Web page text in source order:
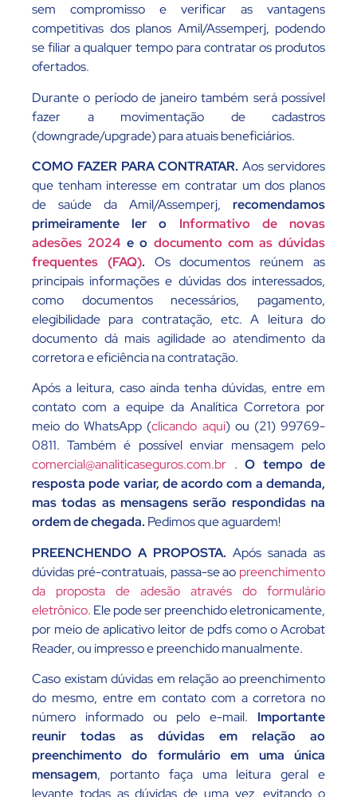
sem compromisso e verificar as vantagens
competitivas dos planos Amil/Assemperj, podendo
se filiar a qualquer tempo para contratar os produtos
ofertados.
Durante o período de janeiro também será possível
fazer a movimentação de cadastros
(downgrade/upgrade) para atuais beneficiários.
COMO FAZER PARA CONTRATAR.Aos servidores
que tenham interesse em contratar um dos planos
de saúde da Amil/Assemperj, recomendamos
primeiramente ler o Informativo de novas
adesões 2024 e o documento com as dúvidas
frequentes (FAQ). Os documentos reúnem as
principais informações e dúvidas dos interessados,
como documentos necessários, pagamento,
elegibilidade para contratação, etc. A leitura do
documento dá mais agilidade ao atendimento da
corretora e eficiência na contratação.
Após a leitura, caso ainda tenha dúvidas, entre em
contato com a equipe da Analítica Corretora por
meio do WhatsApp (clicando aqui) ou (21) 99769-
0811. Também é possível enviar mensagem pelo
comercial@analiticaseguros.com.br . O tempo de
resposta pode variar, de acordo com a demanda,
mas todas as mensagens serão respondidas na
ordem de chegada. Pedimos que aguardem!
PREENCHENDO A PROPOSTA. Após sanada as
dúvidas pré-contratuais, passa-se ao preenchimento
da proposta de adesão através do formulário
eletrônico. Ele pode ser preenchido eletronicamente,
por meio de aplicativo leitor de pdfs como o Acrobat
Reader, ou impresso e preenchido manualmente.
Caso existam dúvidas em relação ao preenchimento
do mesmo, entre em contato com a corretora no
número informado ou pelo e-mail. Importante
reunir todas as dúvidas em relação ao
preenchimento do formulário em uma única
mensagem, portanto faça uma leitura geral e
levante todas as dúvidas de uma vez, evitando o